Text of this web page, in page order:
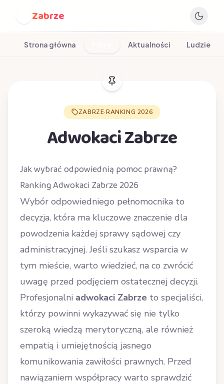
Zabrze
Strona główna Aktualności Ludzie
ZABRZE·RANKING 2026
Adwokaci Zabrze
Jak wybrać odpowiednią pomoc prawną?
Ranking Adwokaci Zabrze 2026
Wybór odpowiedniego pełnomocnika to
decyzja, która ma kluczowe znaczenie dla
powodzenia każdej sprawy sądowej czy
administracyjnej. Jeśli szukasz wsparcia w
tym mieście, warto wiedzieć, na co zwrócić
uwagę przed podjęciem ostatecznej decyzji.
Profesjonalni adwokaci Zabrze to specjaliści,
którzy powinni wykazywać się nie tylko
szeroką wiedzą merytoryczną, ale również
empatią i umiejętnością jasnego
komunikowania zawiłości prawnych. Przed
nawiązaniem współpracy warto sprawdzić